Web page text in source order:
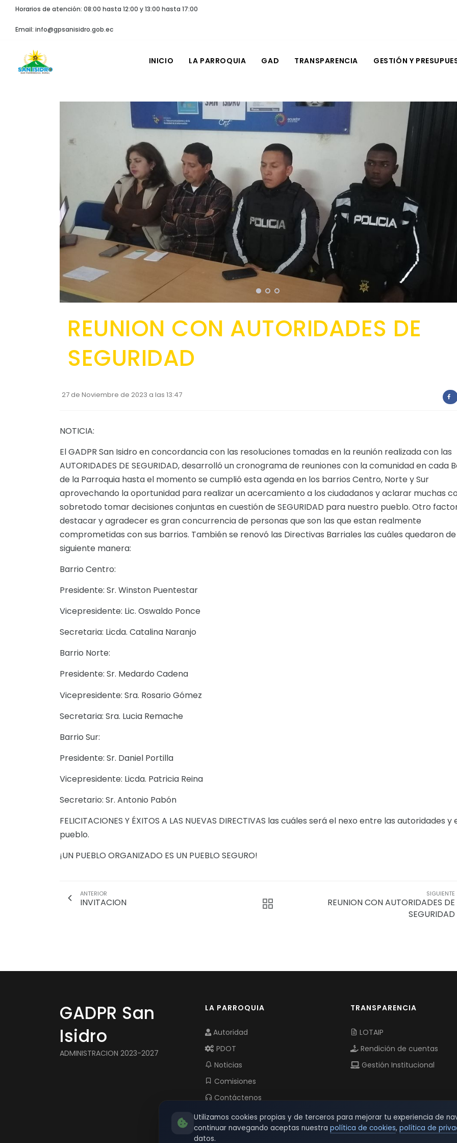
Horarios de atención: 08:00 hasta 12:00 y 13:00 hasta 17:00
Email: info@gpsanisidro.gob.ec
INICIO LA PARROQUIA GAD TRANSPARENCIA GESTIÓN Y
REUNION CON AUTORIDADES DE
SEGURIDAD
27 de Noviembre de 2023 a las 13:47
NOTICIA:
El GADPR San Isidro en concordancia con las resoluciones tomadas en la reunión realizada con las
AUTORIDADES DE SEGURIDAD, desarrolló un cronograma de reuniones con la comunidad en cada
de la Parroquia hasta el momento se cumplió esta agenda en los barrios Centro, Norte y Sur
aprovechando la oportunidad para realizar un acercamiento a los ciudadanos y aclarar muchas
sobretodo tomar decisiones conjuntas en cuestión de SEGURIDAD para nuestro pueblo. Otro
destacar y agradecer es gran concurrencia de personas que son las que estan realmente
comprometidas con sus barrios. También se renovó las Directivas Barriales las cuáles quedaron
siguiente manera:
Barrio Centro:
Presidente: Sr. Winston Puentestar
Vicepresidente: Lic. Oswaldo Ponce
Secretaria: Licda. Catalina Naranjo
Barrio Norte:
Presidente: Sr. Medardo Cadena
Vicepresidente: Sra. Rosario Gómez
Secretaria: Sra. Lucia Remache
Barrio Sur:
Presidente: Sr. Daniel Portilla
Vicepresidente: Licda. Patricia Reina
Secretario: Sr. Antonio Pabón
FELICITACIONES Y ÉXITOS A LAS NUEVAS DIRECTIVAS las cuáles será el nexo entre las autoridades y
pueblo.
¡UN PUEBLO ORGANIZADO ES UN PUEBLO SEGURO!
ANTERIOR
INVITACION
SIGUIENTE
REUNION CON AUTORIDADES DE
SEGURIDAD
GADPR San
Isidro
ADMINISTRACION 2023-2027
LA PARROQUIA
Autoridad
PDOT
Noticias
Comisiones
Contáctenos
TRANSPARENCIA
LOTAIP
Rendición de cuentas
Gestión Institucional
Utilizamos cookies propias y de terceros para mejorar tu experiencia de
continuar navegando aceptas nuestra política de cookies, política de
datos.